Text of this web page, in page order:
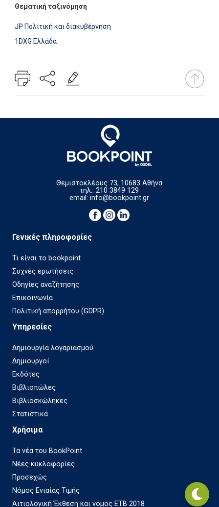
Θεματική ταξινόμηση
JP Πολιτική και διακυβέρνηση
1DXG Ελλάδα
Θεμιστοκλέους 73, 10683 Αθήνα
τηλ.: 210 3849 129
email:info@bookpoint.gr
Γενικές πληροφορίες
Τι είναι το bookpoint
Συχνές ερωτήσεις
Οδηγίες αναζήτησης
Επικοινωνία
Πολιτική απορρήτου (GDPR)
Υπηρεσίες
Δημιουργία λογαριασμού
Δημιουργοί
Εκδότες
Βιβλιοπώλες
Βιβλιοσκώληκες
Στατιστικά
Χρήσιμα
Τα νέα του BookPoint
Νέες κυκλοφορίες
Προσεχώς
Νόμος Ενιαίας Τιμής
Αιτιολογική Έκθεση και νόμος ΕΤΒ 2018